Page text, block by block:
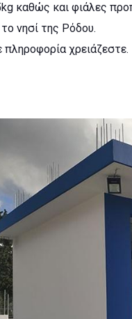
καθώς και φιάλες
νησί της Ρόδου.
πληροφορία χρειάζεστε.